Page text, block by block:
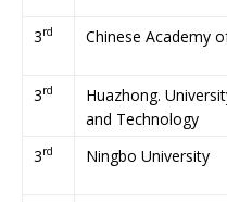
3rd Chinese Academy
3rd
Huazhong.
and Technology
3rd Ningbo University